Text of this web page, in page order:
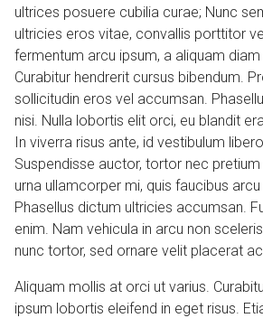
ultrices posuere cubilia curae; Nunc
ultricies eros vitae, convallis porttitor
fermentum arcu ipsum, a aliquam diam
Curabitur hendrerit cursus bibendum.
sollicitudin eros vel accumsan.
nisi. Nulla lobortis elit orci, eu blandit
In viverra risus ante, id vestibulum
Suspendisse auctor, tortor nec
urna ullamcorper mi, quis faucibus arcu
Phasellus dictum ultricies accumsan.
enim. Nam vehicula in arcu non
nunc tortor, sed ornare velit placerat ac.
Aliquam mollis at orci ut varius.
ipsum lobortis eleifend in eget risus.